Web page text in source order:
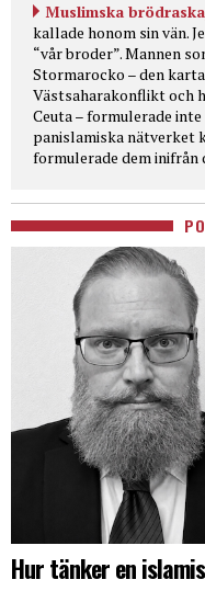
Muslimska
kallade honom sin vän.
“vår broder”. Mannen
Stormarocko – den
Västsaharakonflikt och
Ceuta – formulerade
panislamiska nätverket
formulerade dem
Hur tänker en